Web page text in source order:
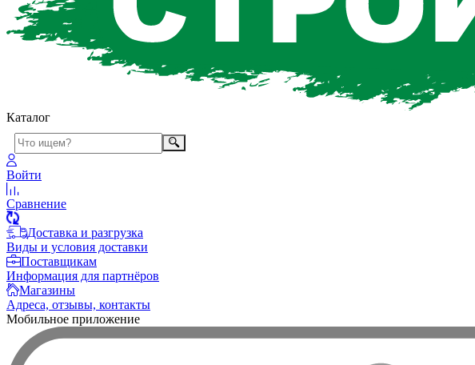
Каталог
Войти
Сравнение
Доставка и разгрузка
Виды и условия доставки
Поставщикам
Информация для партнёров
Магазины
Адреса, отзывы, контакты
Мобильное приложение